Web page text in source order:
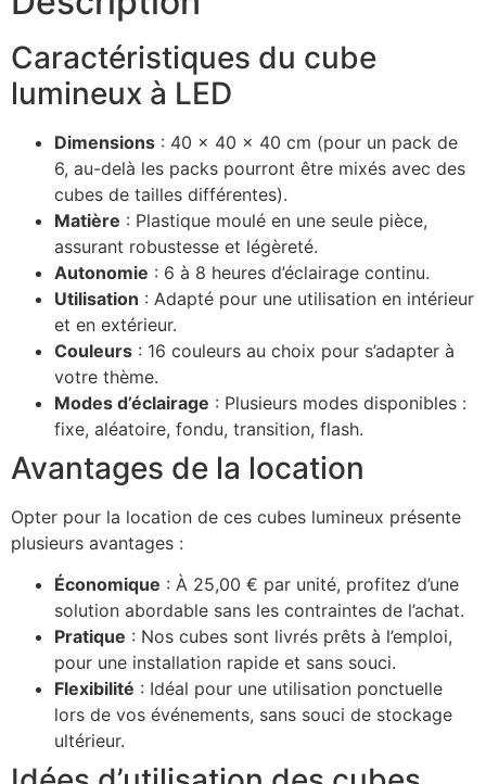
Caractéristiques du cube
lumineux à LED
Dimensions : 40 x 40 x 40 cm (pour un pack de
6, au-delà les packs pourront être mixés avec des
cubes de tailles différentes).
Matière : Plastique moulé en une seule pièce,
assurant robustesse et légèreté.
Autonomie : 6 à 8 heures d’éclairage continu.
Utilisation : Adapté pour une utilisation en intérieur
et en extérieur.
Couleurs : 16 couleurs au choix pour s’adapter à
votre thème.
Modes d’éclairage : Plusieurs modes disponibles :
fixe, aléatoire, fondu, transition, flash.
Avantages de la location
Opter pour la location de ces cubes lumineux présente
plusieurs avantages :
Économique : À 25,00 € par unité, profitez d’une
solution abordable sans les contraintes de l’achat.
Pratique : Nos cubes sont livrés prêts à l’emploi,
pour une installation rapide et sans souci.
Flexibilité : Idéal pour une utilisation ponctuelle
lors de vos événements, sans souci de stockage
ultérieur.